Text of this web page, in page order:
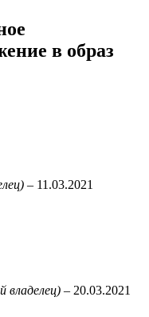
в образ
– 11.03.2021
владелец) – 20.03.2021